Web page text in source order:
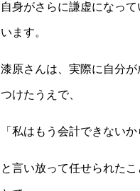
自身がさらに謙虚になっ
います。
漆原さんは、実際に自分
つけたうえで、
「私はもう会計できないか
と言い放って任せられた